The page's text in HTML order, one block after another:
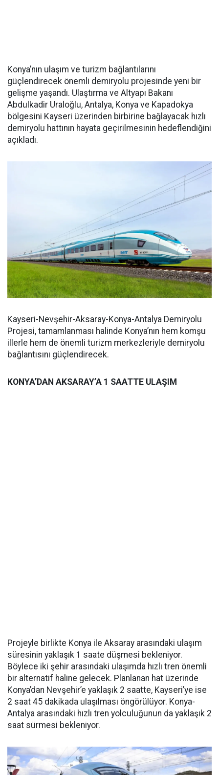
Konya’nın ulaşım ve turizm bağlantılarını
güçlendirecek önemli demiryolu projesinde yeni bir
gelişme yaşandı. Ulaştırma ve Altyapı Bakanı
Abdulkadir Uraloğlu, Antalya, Konya ve Kapadokya
bölgesini Kayseri üzerinden birbirine bağlayacak hızlı
demiryolu hattının hayata geçirilmesinin hedeflendiğini
açıkladı.
Kayseri-Nevşehir-Aksaray-Konya-Antalya Demiryolu
Projesi, tamamlanması halinde Konya’nın hem komşu
illerle hem de önemli turizm merkezleriyle demiryolu
bağlantısını güçlendirecek.
KONYA’DAN AKSARAY’A 1 SAATTE ULAŞIM
Projeyle birlikte Konya ile Aksaray arasındaki ulaşım
süresinin yaklaşık 1 saate düşmesi bekleniyor.
Böylece iki şehir arasındaki ulaşımda hızlı tren önemli
bir alternatif haline gelecek. Planlanan hat üzerinde
Konya’dan Nevşehir’e yaklaşık 2 saatte, Kayseri’ye ise
2 saat 45 dakikada ulaşılması öngörülüyor. Konya-
Antalya arasındaki hızlı tren yolculuğunun da yaklaşık 2
saat sürmesi bekleniyor.